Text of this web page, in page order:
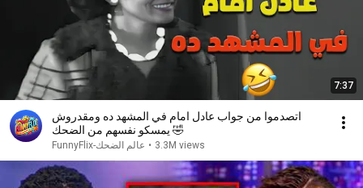
7:37
اتصدموا من جواب عادل امام في المشهد ده ومقدروش
يمسكو نفسهم من الضحك 🤣
FunnyFlix-عالم الضحك • 3.3M views